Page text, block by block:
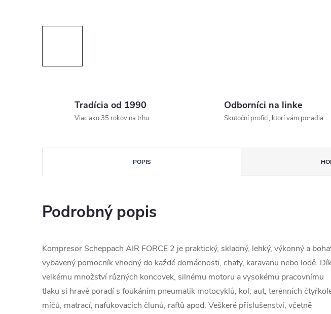
Tradícia od 1990
Viac ako 35 rokov na trhu
Odborníci na linke
Skutoční profíci, ktorí vám poradia
POPIS
Podrobný popis
Kompresor Scheppach AIR FORCE 2 je praktický, skladný, lehký, výkonný a
vybavený pomocník vhodný do každé domácnosti, chaty, karavanu nebo lodě.
velkému množství různých koncovek, silnému motoru a vysokému pracovnímu
tlaku si hravě poradí s foukáním pneumatik motocyklů, kol, aut, terénních
míčů, matrací, nafukovacích člunů, raftů apod. Veškeré příslušenství, včetně